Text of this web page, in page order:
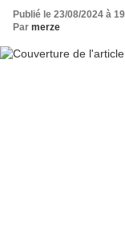
Publié le 23/08/2024 à
Par merze